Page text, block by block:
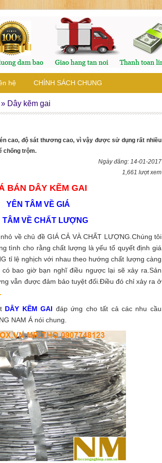
cao, độ sát thương cao, vì vậy được sử dụng rất nhiều
chống trộm.
Ngày đăng: 14-01-2017
1,661 lượt xem
BÁN DÂY KẼM GAI
YÊN TÂM VỀ GIÁ
TÂM VỀ CHẤT LƯỢNG
về chủ đề GIÁ CẢ VÀ CHẤT LƯỢNG.Chúng tôi
tình cho rằng chất lượng là yếu tố quyết định giá
tỉ lệ nghịch với nhau theo hướng chất lượng càng
bao giờ bạn nghĩ điều ngược lại sẽ xảy ra.Sản
vẫn được đảm bảo tuyệt đối.Điều đó chỉ xảy ra ở
DÂY KẼM GAI đáp ứng cho tất cả các nhu cầu
NAM Á nói chung.
» Dây kẽm gai
hệ CHÍNH SÁCH CHUNG